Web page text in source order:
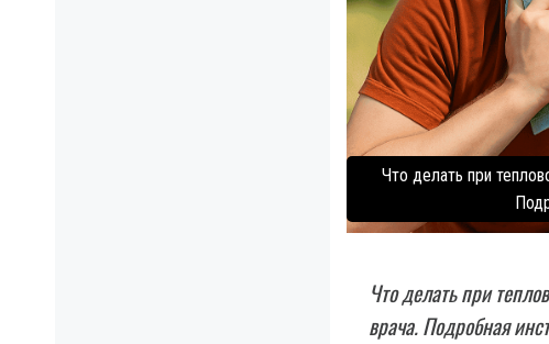
Что делать при
Что делать при
врача. Подробная